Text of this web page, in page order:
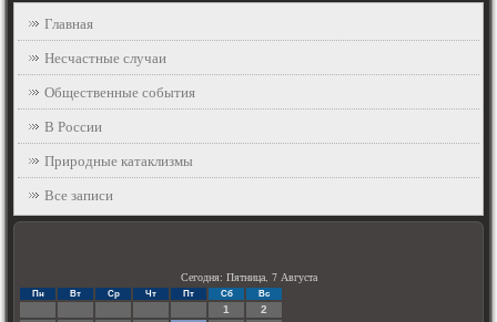
Главная
Несчастные случаи
Общественные события
В России
Природные катаклизмы
Все записи
Сегодня: Пятница, 7 Августа
Пн Вт Ср Чт Пт Сб Вс
1
2